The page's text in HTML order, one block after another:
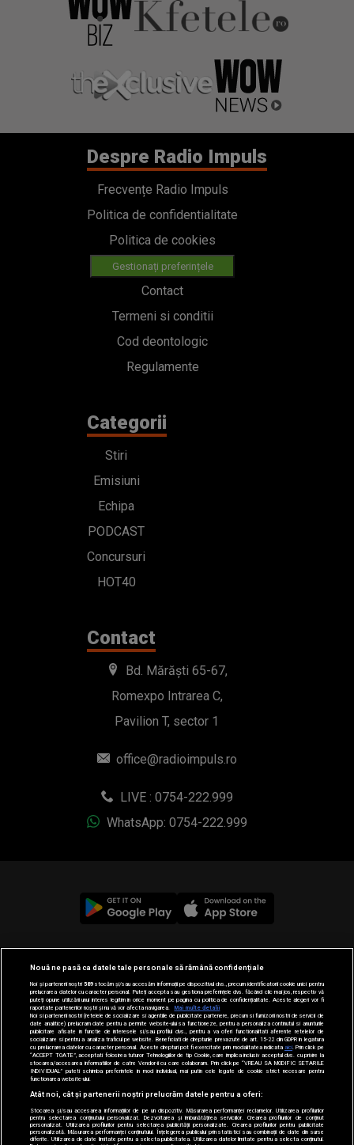
Despre Radio Impuls
Frecvențe Radio Impuls
Politica de confidentialitate
Politica de cookies
Gestionați preferințele
Contact
Termeni si conditii
Cod deontologic
Regulamente
Categorii
Stiri
Emisiuni
Echipa
PODCAST
Concursuri
HOT40
Contact
Bd. Mărăști 65-67,
Romexpo Intrarea C,
Pavilion T, sector 1
office@radioimpuls.ro
LIVE : 0754-222.999
WhatsApp: 0754-222.999
© 2019-2026 DOGAN MEDIA INTERNATIONAL SA, Toate
drepturile rezervate.
Nouă ne pasă ca datele tale personale să rămână confidențiale
Noi și partenerii noștri589stocăm și/sau accesăm informații pe dispozitivul dvs., precum identificatorii cookie unici pentru
prelucrarea datelor cu caracter personal. Puteți accepta sau gestiona preferințele dvs. făcând clic mai jos, respectiv vă
puteți opune utilizării unui interes legitim în orice moment pe pagina cu politica de confidențialitate. Aceste alegeri vor fi
raportate partenerilor noștri și nu vă vor afecta navigarea.
Mai multe detalii
Noi si partenerii nostri (retelele de socializare si agentiile de publicitate partenere, precum si furnizorii nostri de servicii de
date analitice) prelucram date pentru a permite website-ului sa functioneze, pentru a personaliza continutul si anunturile
publicitare afisate in functie de interesele si/sau profilul dvs., pentru a va oferi functionalitati aferente retelelor de
socializare si pentru a analiza traficul pe website. Beneficiati de drepturile prevazute de art. 15-22 din GDPR in legatura
cu prelucrarea datelor cu caracter personal. Aceste drepturi pot fi exercitate prin modalitatea indicataaici . Prin click pe
“ACCEPT TOATE”, acceptati folosirea tuturor Tehnologiilor de tip Cookie, care implica inclusiv acceptul dvs. cu privire la
stocarea/accesarea informatiilor de catre Vendor-ii cu care colaboram. Prin click pe “VREAU SA MODIFIC SETARILE
INDIVIDUAL” puteti schimba preferintele in mod individual, mai putin cele legate de cookie strict necesare pentru
functionarea website-ului.
Atât noi, cât și partenerii noștri prelucrăm datele pentru a oferi:
Stocarea și/sau accesarea informațiilor de pe un dispozitiv. Măsurarea performanței reclamelor. Utilizarea profilurilor
pentru selectarea conținutului personalizat. Dezvoltarea și îmbunătățirea serviciilor. Crearea profilurilor de conținut
personalizat. Utilizarea profilurilor pentru selectarea publicității personalizate. Crearea profilurilor pentru publicitate
personalizată. Măsurarea performanței conținutului. Înțelegerea publicului prin statistici sau combinații de date din surse
diferite. Utilizarea de date limitate pentru a selecta publicitatea. Utilizarea datelor limitate pentru a selecta conținutul.